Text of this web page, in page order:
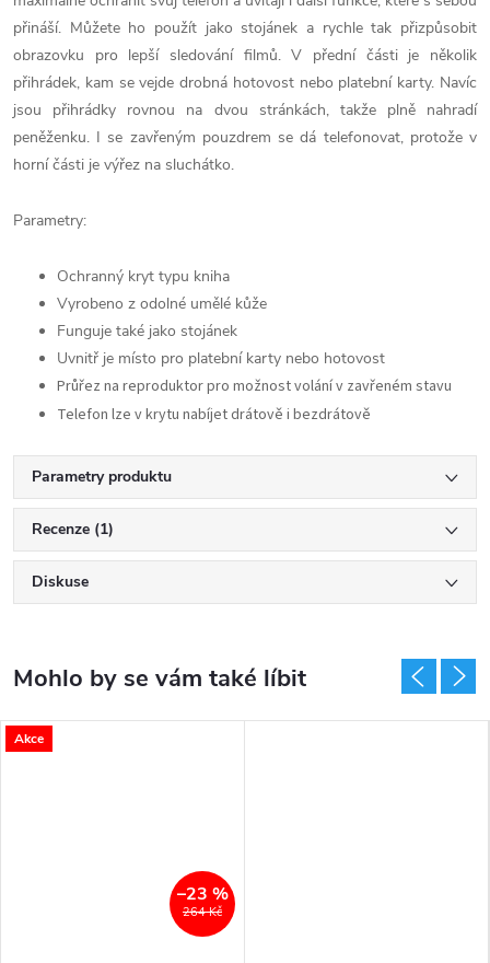
přináší. Můžete ho použít jako stojánek a rychle tak přizpůsobit
obrazovku pro lepší sledování filmů. V přední části je několik
přihrádek, kam se vejde drobná hotovost nebo platební karty. Navíc
jsou přihrádky rovnou na dvou stránkách, takže plně nahradí
peněženku. I se zavřeným pouzdrem se dá telefonovat, protože v
horní části je výřez na sluchátko.
Parametry:
Ochranný kryt typu kniha
Vyrobeno z odolné umělé kůže
Funguje také jako stojánek
Uvnitř je místo pro platební karty nebo hotovost
Průřez na reproduktor pro možnost volání v zavřeném stavu
Telefon lze v krytu nabíjet drátově i bezdrátově
Parametry produktu
Recenze (1)
Diskuse
Akce
264 Kč
–23 %